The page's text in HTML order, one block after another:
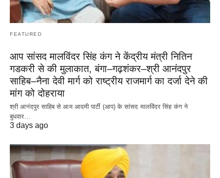
FEATURED
आप सांसद मालविंदर सिंह कंग ने केंद्रीय मंत्री नितिन
गडकरी से की मुलाकात, बंगा–गढ़शंकर–श्री आनंदपुर
साहिब–नैना देवी मार्ग को राष्ट्रीय राजमार्ग का दर्जा देने की
मांग को दोहराया
श्री आनंदपुर साहिब से आम आदमी पार्टी (आप) के सांसद मालविंदर सिंह कंग ने
बुधवार…
3 days ago